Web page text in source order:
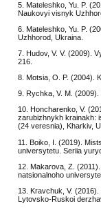
5. Mateleshko, Yu. P.
Naukovyi visnyk
6. Mateleshko, Yu. P.
Uzhhorod, Ukraina.
7. Hudov, V. V. (2009).
216.
8. Motsia, O. P. (2004).
9. Rychka, V. M.
10. Honcharenko, V.
zarubizhnykh krainakh:
(24 veresnia), Kharkiv,
11. Boiko, I. (2019).
universytetu. Seriia
12. Makarova, Z.
natsionalnoho
13. Kravchuk, V.
Lytovsko-Ruskoi